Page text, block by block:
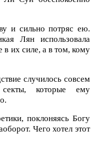
и сильно потряс ею.
Лян использовала
их силе, а в том, кому
случилось совсем
которые ему
поклоняясь Богу
Чего хотел этот